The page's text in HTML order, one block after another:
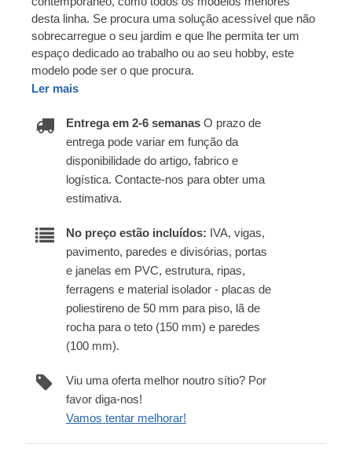
desta linha. Se procura uma solução acessível que não
sobrecarregue o seu jardim e que lhe permita ter um
espaço dedicado ao trabalho ou ao seu hobby, este
modelo pode ser o que procura.
Ler mais
Entrega em 2-6 semanas O prazo de
entrega pode variar em função da
disponibilidade do artigo, fabrico e
logística. Contacte-nos para obter uma
estimativa.
No preço estão incluídos: IVA, vigas,
pavimento, paredes e divisórias, portas
e janelas em PVC, estrutura, ripas,
ferragens e material isolador - placas de
poliestireno de 50 mm para piso, lã de
rocha para o teto (150 mm) e paredes
(100 mm).
Viu uma oferta melhor noutro sítio? Por
favor diga-nos!
Vamos tentar melhorar!